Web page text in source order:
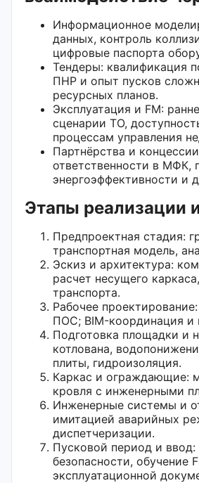
Информационное
данных, контроль
цифровые паспорта
Тендеры: квалификация
ПНР и опыт пусков
ресурсных планов.
Эксплуатация и FM:
сценарии ТО,
процессам управления
Партнёрства и
ответственности в МФК,
энергоэффективности и
Этапы реализации
Предпроектная стадия:
транспортная модель,
Эскиз и архитектура:
расчет несущего
транспорта.
Рабочее
ПОС; BIM-координация и
Подготовка площадки и
котлована,
плиты, гидроизоляция.
Каркас и ограждающие:
кровля с инженерными
Инженерные системы и
имитацией аварийных
диспетчеризации.
Пусковой период и
безопасности, обучение
эксплуатационной